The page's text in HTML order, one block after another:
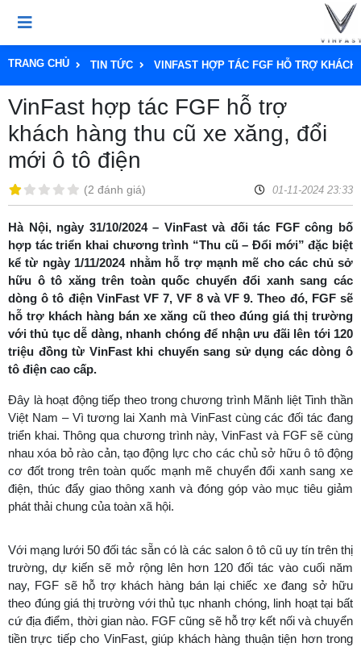
TRANG CHỦ TIN TỨC VINFAST HỢP TÁC FGF HỖ TRỢ
VinFast hợp tác FGF hỗ trợ
khách hàng thu cũ xe xăng, đổi
mới ô tô điện
(2 đánh giá) 01-11-2024 23:33
Hà Nội, ngày 31/10/2024 – VinFast và đối tác FGF công bố
hợp tác triển khai chương trình “Thu cũ – Đổi mới” đặc biệt
kể từ ngày 1/11/2024 nhằm hỗ trợ mạnh mẽ cho các chủ sở
hữu ô tô xăng trên toàn quốc chuyển đổi xanh sang các
dòng ô tô điện VinFast VF 7, VF 8 và VF 9. Theo đó, FGF sẽ
hỗ trợ khách hàng bán xe xăng cũ theo đúng giá thị trường
với thủ tục dễ dàng, nhanh chóng để nhận ưu đãi lên tới 120
triệu đồng từ VinFast khi chuyển sang sử dụng các dòng ô
tô điện cao cấp.
Đây là hoạt động tiếp theo trong chương trình Mãnh liệt Tinh thần
Việt Nam – Vì tương lai Xanh mà VinFast cùng các đối tác đang
triển khai. Thông qua chương trình này, VinFast và FGF sẽ cùng
nhau xóa bỏ rào cản, tạo động lực cho các chủ sở hữu ô tô động
cơ đốt trong trên toàn quốc mạnh mẽ chuyển đổi xanh sang xe
điện, thúc đẩy giao thông xanh và đóng góp vào mục tiêu giảm
phát thải chung của toàn xã hội.
Với mạng lưới 50 đối tác sẵn có là các salon ô tô cũ uy tín trên thị
trường, dự kiến sẽ mở rộng lên hơn 120 đối tác vào cuối năm
nay, FGF sẽ hỗ trợ khách hàng bán lại chiếc xe đang sở hữu
theo đúng giá thị trường với thủ tục nhanh chóng, linh hoạt tại bất
cứ địa điểm, thời gian nào. FGF cũng sẽ hỗ trợ kết nối và chuyển
tiền trực tiếp cho VinFast, giúp khách hàng thuận tiện hơn trong